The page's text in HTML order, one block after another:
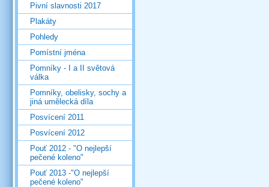
Pivní slavnosti 2017
Plakáty
Pohledy
Pomístní jména
Pomníky - I a II světová
válka
Pomníky, obelisky, sochy a
jiná umělecká díla
Posvícení 2011
Posvícení 2012
Pouť 2012 - "O nejlepší
pečené koleno"
Pouť 2013 -"O nejlepší
pečené koleno"